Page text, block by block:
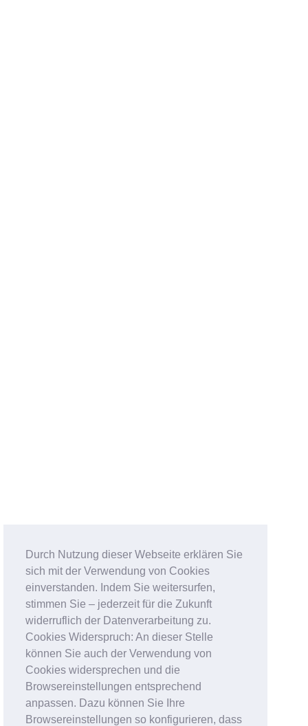
Durch Nutzung dieser Webseite erklären Sie
sich mit der Verwendung von Cookies
einverstanden. Indem Sie weitersurfen,
stimmen Sie – jederzeit für die Zukunft
widerruflich der Datenverarbeitung zu.
Cookies Widerspruch: An dieser Stelle
können Sie auch der Verwendung von
Cookies widersprechen und die
Browsereinstellungen entsprechend
anpassen. Dazu können Sie Ihre
Browsereinstellungen so konfigurieren, dass